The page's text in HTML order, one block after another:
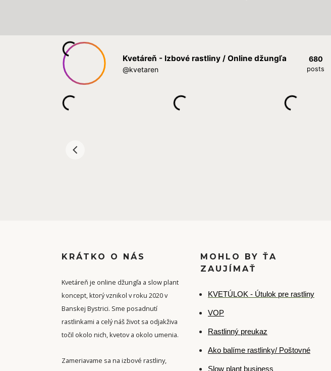
KRÁTKO O NÁS
Kvetáreň je online džungľa a slow plant
koncept, ktorý vznikol v roku 2020 v
Banskej Bystrici. Sme posadnutí
rastlinkami a celý náš život sa odjakživa
točil okolo nich, kvetov a okolo umenia.
Zameriavame sa na izbové rastliny,
MOHLO BY ŤA
ZAUJÍMAŤ
KVETÚLOK - Útulok pre rastliny
VOP
Rastlinný preukaz
Ako balíme rastlinky/ Poštovné
Slow plant business